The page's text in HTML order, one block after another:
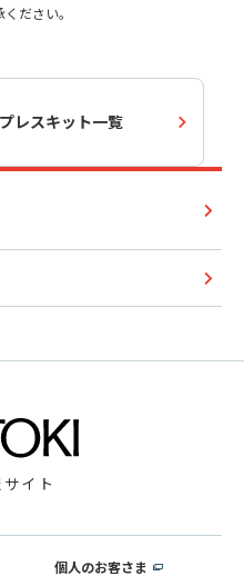
ださい。
プレスキット一覧
イト
個人のお客さま